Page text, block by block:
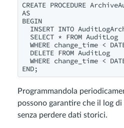
CREATE PROCEDURE
AS
BEGIN
INSERT INTO
  SELECT * FROM AuditLog
WHERE change_time <
  DELETE FROM AuditLog
WHERE change_time <
END;
Programmandola
possono garantire che il log
senza perdere dati storici.